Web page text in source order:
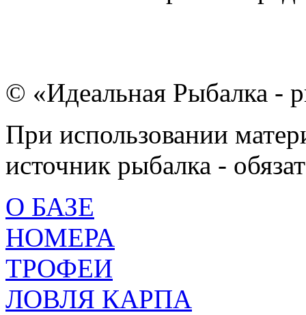
© «Идеальная Рыбалка -
При использовании
источник рыбалка -
О БАЗЕ
НОМЕРА
ТРОФЕИ
ЛОВЛЯ КАРПА